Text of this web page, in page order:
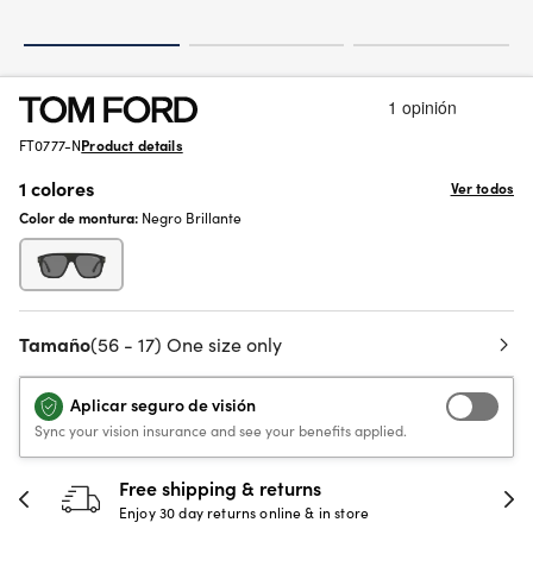
FT0777-NProduct details
1 colores
Ver todos
Color de montura: Negro Brillante
Tamaño(56 - 17) One size only
Aplicar seguro de visión
Sync your vision insurance and see your benefits applied.
returns
online & in store
30-day
Full refund or